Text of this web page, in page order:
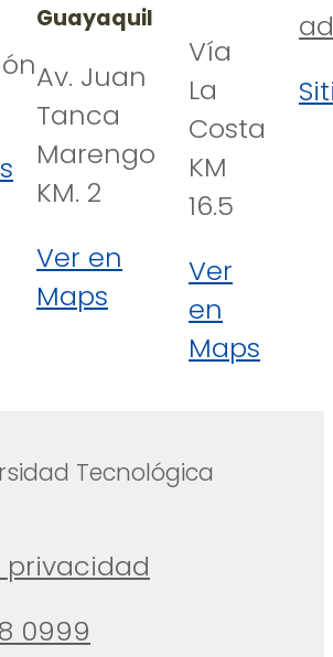
Guayaquil
Av. Juan
Tanca
Marengo
KM. 2
Ver en
Maps
Vía
La
Costa
KM
16.5
Ver
en
Maps
Tecnológica
privacidad
0999